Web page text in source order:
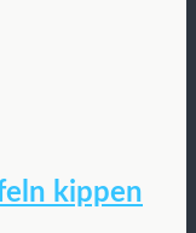
kippen